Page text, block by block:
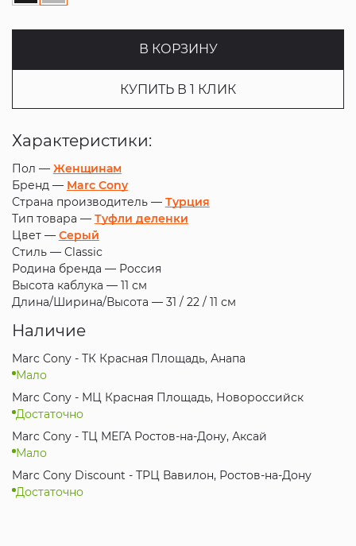
В КОРЗИНУ
КУПИТЬ В 1 КЛИК
Характеристики:
Пол — Женщинам
Бренд — Marc Cony
Страна производитель — Турция
Тип товара — Туфли деленки
Цвет — Серый
Стиль — Classic
Родина бренда — Россия
Высота каблука — 11 см
Длина/Ширина/Высота — 31 / 22 / 11 см
Наличие
Marc Cony - ТК Красная Площадь, Анапа
Мало
Marc Cony - МЦ Красная Площадь, Новороссийск
Достаточно
Marc Cony - ТЦ МЕГА Ростов-на-Дону, Аксай
Мало
Marc Cony Discount - ТРЦ Вавилон, Ростов-на-Дону
Достаточно